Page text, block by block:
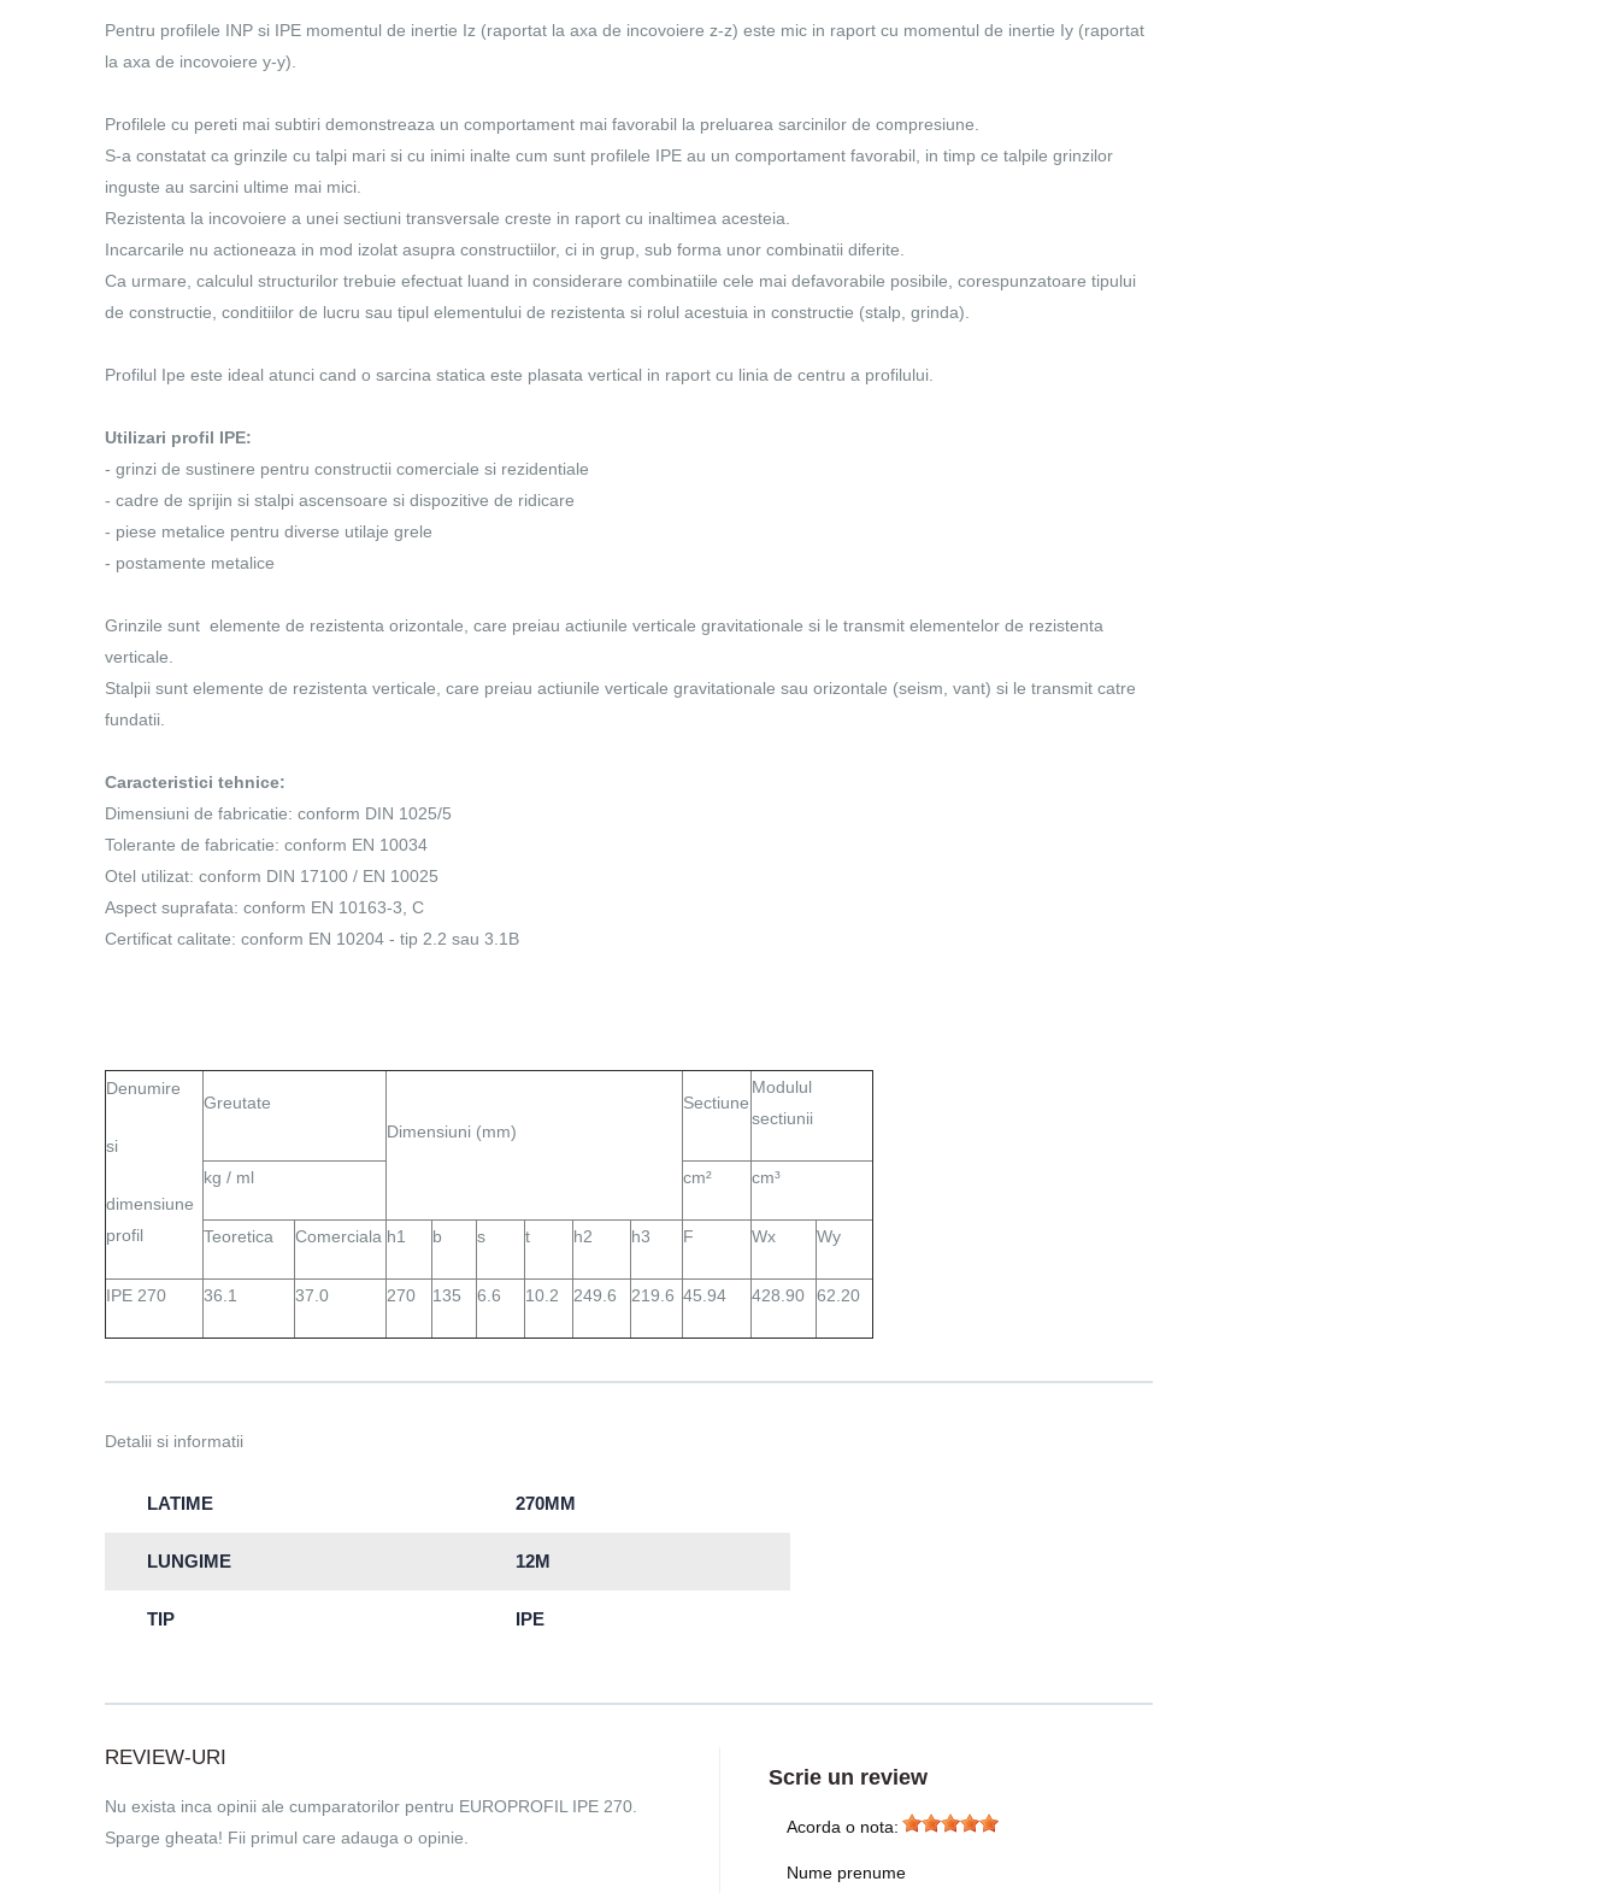
Pentru profilele INP si IPE momentul de inertie Iz (raportat la axa de incovoiere z-z) este mic in raport cu momentul de inertie Iy (raportat
la axa de incovoiere y-y).
Profilele cu pereti mai subtiri demonstreaza un comportament mai favorabil la preluarea sarcinilor de compresiune.
S-a constatat ca grinzile cu talpi mari si cu inimi inalte cum sunt profilele IPE au un comportament favorabil, in timp ce talpile grinzilor
inguste au sarcini ultime mai mici.
Rezistenta la incovoiere a unei sectiuni transversale creste in raport cu inaltimea acesteia.
Incarcarile nu actioneaza in mod izolat asupra constructiilor, ci in grup, sub forma unor combinatii diferite.
Ca urmare, calculul structurilor trebuie efectuat luand in considerare combinatiile cele mai defavorabile posibile, corespunzatoare tipului
de constructie, conditiilor de lucru sau tipul elementului de rezistenta si rolul acestuia in constructie (stalp, grinda).
Profilul Ipe este ideal atunci cand o sarcina statica este plasata vertical in raport cu linia de centru a profilului.
Utilizari profil IPE:
- grinzi de sustinere pentru constructii comerciale si rezidentiale
- cadre de sprijin si stalpi ascensoare si dispozitive de ridicare
- piese metalice pentru diverse utilaje grele
- postamente metalice
Grinzile sunt elemente de rezistenta orizontale, care preiau actiunile verticale gravitationale si le transmit elementelor de rezistenta
verticale.
Stalpii sunt elemente de rezistenta verticale, care preiau actiunile verticale gravitationale sau orizontale (seism, vant) si le transmit catre
fundatii.
Caracteristici tehnice:
Dimensiuni de fabricatie: conform DIN 1025/5
Tolerante de fabricatie: conform EN 10034
Otel utilizat: conform DIN 17100 / EN 10025
Aspect suprafata: conform EN 10163-3, C
Certificat calitate: conform EN 10204 - tip 2.2 sau 3.1B
Denumire
si
dimensiune
profil
Greutate
Dimensiuni (mm)
Sectiune
Modulul
sectiunii
kg / ml cm² cm³
Teoretica Comerciala h1 b s t h2 h3 F Wx Wy
IPE 270 36.1 37.0 270 135 6.6 10.2 249.6 219.6 45.94 428.90 62.20
Detalii si informatii
LATIME 270MM
LUNGIME 12M
TIP IPE
REVIEW-URI
Nu exista inca opinii ale cumparatorilor pentru EUROPROFIL IPE 270.
Sparge gheata! Fii primul care adauga o opinie.
Scrie un review
Acorda o nota:
Nume prenume